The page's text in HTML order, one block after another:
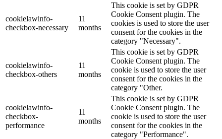
cookielawinfo-
checkbox-necessary
11
months
This cookie is set by GDPR
Cookie Consent plugin. The
cookies is used to store the user
consent for the cookies in the
category "Necessary".
cookielawinfo-
checkbox-others
11
months
This cookie is set by GDPR
Cookie Consent plugin. The
cookie is used to store the user
consent for the cookies in the
category "Other.
cookielawinfo-
checkbox-
performance
11
months
This cookie is set by GDPR
Cookie Consent plugin. The
cookie is used to store the user
consent for the cookies in the
category "Performance".